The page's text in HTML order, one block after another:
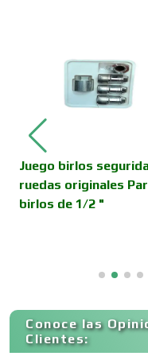
Cámaras de
Camiones
Cancelería
Capacitación
Carnicerías
Juego birlos
ruedas originales
birlos de 1/2 "
Conoce las
Clientes: